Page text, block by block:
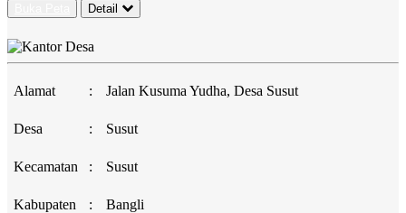
Detail
Alamat : Jalan Kusuma Yudha, Desa Susut
Desa : Susut
Kecamatan : Susut
Kabupaten : Bangli